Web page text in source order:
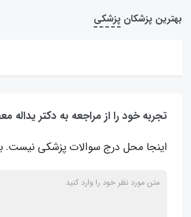
بهترین پزشکان پزشکی
تجربه خود را از مراجعه به دکتر
اینجا محل درج سوالات پزشکی نیست.